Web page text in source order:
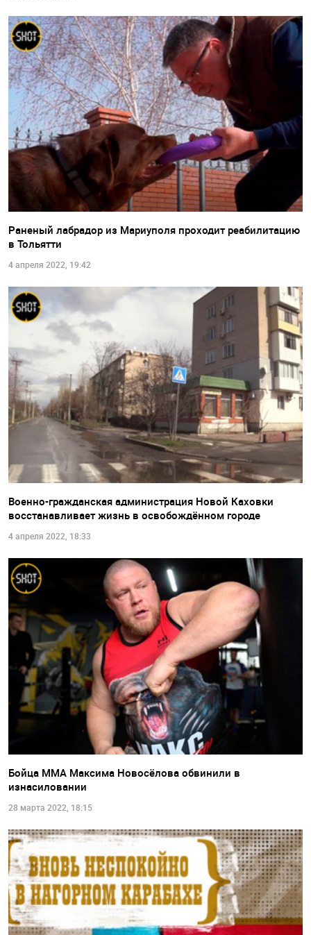
Раненый лабрадор из Мариуполя проходит реабилитацию
в Тольятти
4 апреля 2022, 19:42
Военно-гражданская администрация Новой Каховки
восстанавливает жизнь в освобождённом городе
4 апреля 2022, 18:33
Бойца ММА Максима Новосёлова обвинили в
изнасиловании
28 марта 2022, 18:15